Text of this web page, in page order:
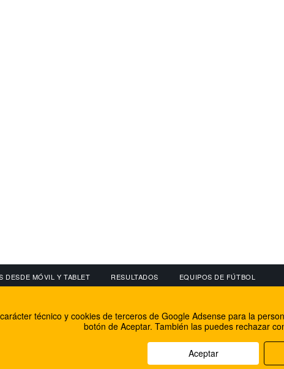
DESDE MÓVIL Y TABLET RESULTADOS EQUIPOS DE FÚTBOL
El equipo de FútbolBalear
Soluciones Corporativas IP
Facebook
Twitter
técnico y cookies de terceros de Google Adsense para la
botón de Aceptar. También las puedes rechazar
Aceptar